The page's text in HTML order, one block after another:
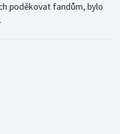
poděkovat fandům, bylo